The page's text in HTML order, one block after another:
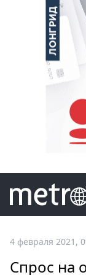
Все
4 февраля 2021,
Спрос на